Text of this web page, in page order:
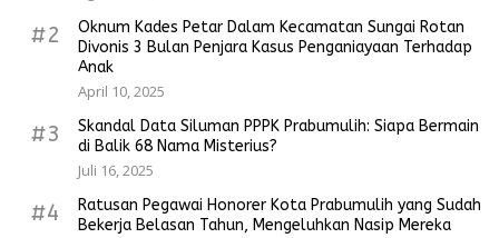
#2
Oknum Kades Petar Dalam Kecamatan Sungai Rotan
Divonis 3 Bulan Penjara Kasus Penganiayaan Terhadap
Anak
April 10, 2025
#3
Skandal Data Siluman PPPK Prabumulih: Siapa Bermain
di Balik 68 Nama Misterius?
Juli 16, 2025
#4
Ratusan Pegawai Honorer Kota Prabumulih yang Sudah
Bekerja Belasan Tahun, Mengeluhkan Nasip Mereka